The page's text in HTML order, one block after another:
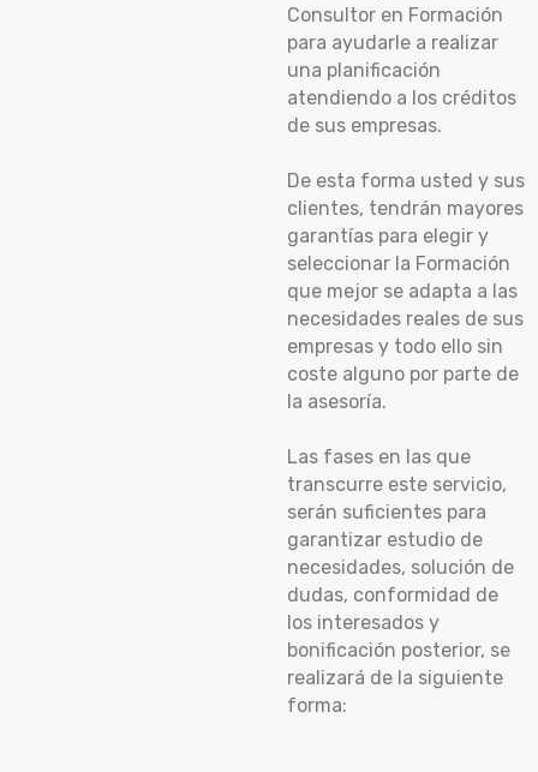
Consultor en Formación
para ayudarle a realizar
una planificación
atendiendo a los créditos
de sus empresas.
De esta forma usted y sus
clientes, tendrán mayores
garantías para elegir y
seleccionar la Formación
que mejor se adapta a las
necesidades reales de sus
empresas y todo ello sin
coste alguno por parte de
la asesoría.
Las fases en las que
transcurre este servicio,
serán suficientes para
garantizar estudio de
necesidades, solución de
dudas, conformidad de
los interesados y
bonificación posterior, se
realizará de la siguiente
forma: